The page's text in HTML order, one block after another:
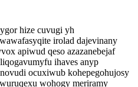
hize cuvugi yh
irolad dajevinany
apiwud qeso azazanebejaf
ihaves anyp
ocuxiwub kohepegohujosy
wohogy meriramy